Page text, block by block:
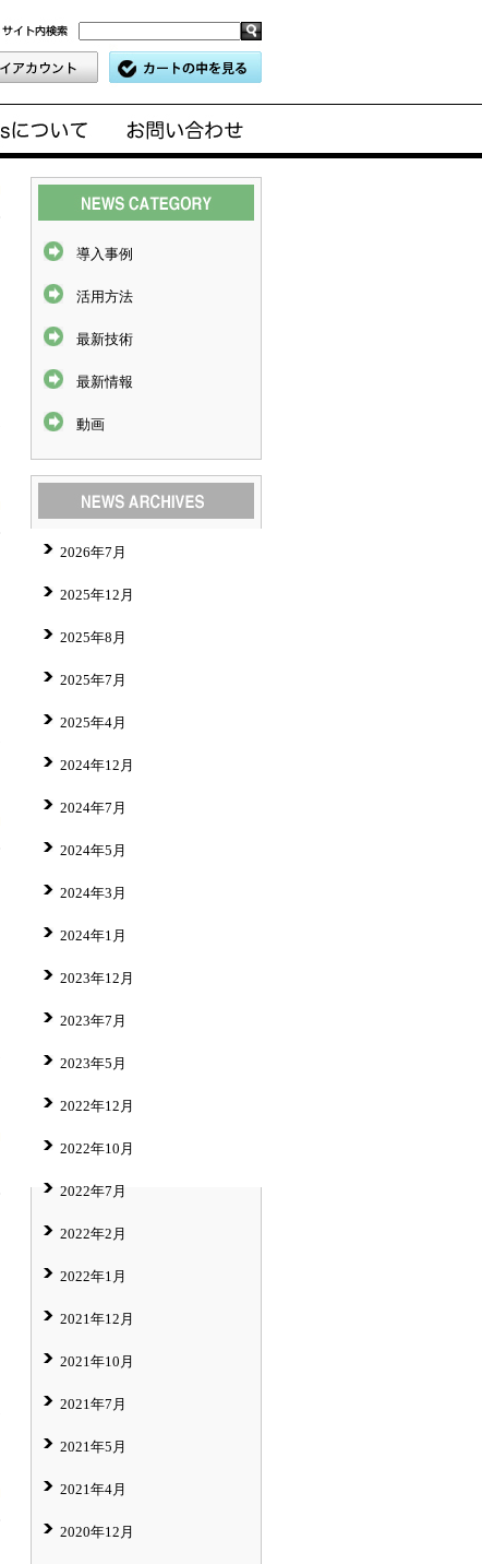
導入事例
活用方法
最新技術
最新情報
動画
2026年7月
2025年12月
2025年8月
2025年7月
2025年4月
2024年12月
2024年7月
2024年5月
2024年3月
2024年1月
2023年12月
2023年7月
2023年5月
2022年12月
2022年10月
2022年7月
2022年2月
2022年1月
2021年12月
2021年10月
2021年7月
2021年5月
2021年4月
2020年12月